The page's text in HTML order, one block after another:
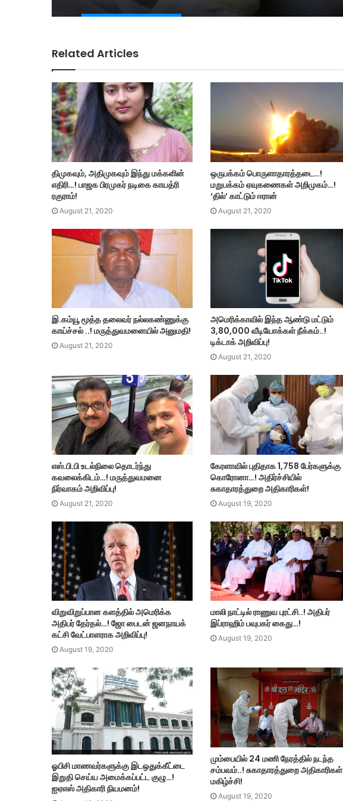
Related Articles
திமுகவும், அதிமுகவும் இந்து மக்களின்
எதிரி…! பாஜக பிரமுகர் நடிகை காயத்ரி
ரகுராம்!
August 21, 2020
ஒருபக்கம் பொருளாதாரத்தடை…!
மறுபக்கம் ஏவுகணைகள் அறிமுகம்…!
‘தில்’ காட்டும் ஈரான்
August 21, 2020
இ.கம்யூ மூத்த தலைவர் நல்லகண்ணுக்கு
காய்ச்சல் ..! மருத்துவமனையில் அனுமதி!
August 21, 2020
அமெரிக்காவில் இந்த ஆண்டு மட்டும்
3,80,000 வீடியோக்கள் நீக்கம்..!
டிக்டாக் அறிவிப்பு!
August 21, 2020
எஸ்.பி.பி உடல்நிலை தொடர்ந்து
கவலைக்கிடம்…! மருத்துவமனை
நிர்வாகம் அறிவிப்பு!
August 21, 2020
கேரளாவில் புதிதாக 1,758 பேர்களுக்கு
கொரோனா…! அதிர்ச்சியில்
சுகாதாரத்துறை அதிகாரிகள்!
August 19, 2020
விறுவிறுப்பான களத்தில் அமெரிக்க
அதிபர் தேர்தல்…! ஜோ பைடன் ஜனநாயக்
கட்சி வேட்பாளராக அறிவிப்பு!
August 19, 2020
மாலி நாட்டில் ராணுவ புரட்சி..! அதிபர்
இப்ராஹிம் பவுபகர் கைது…!
August 19, 2020
ஓபிசி மாணவர்களுக்கு இடஒதுக்கீட்டை
இறுதி செய்ய அமைக்கப்பட்ட குழு…!
ஐஏஎஸ் அதிகாரி நியமனம்!
மும்பையில் 24 மணி நேரத்தில் நடந்த
சம்பவம்..! சுகாதாரத்துறை அதிகாரிகள்
மகிழ்ச்சி!
August 19, 2020